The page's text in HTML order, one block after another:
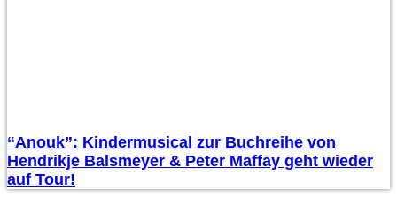
“Anouk”: Kindermusical zur Buchreihe von
Hendrikje Balsmeyer & Peter Maffay geht wieder
auf Tour!